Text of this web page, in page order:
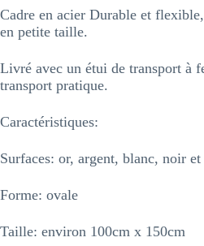
Cadre en acier Durable et
en petite taille.
Livré avec un étui de transport à
transport pratique.
Caractéristiques:
Surfaces: or, argent, blanc, noir
Forme: ovale
Taille: environ 100cm x 150cm